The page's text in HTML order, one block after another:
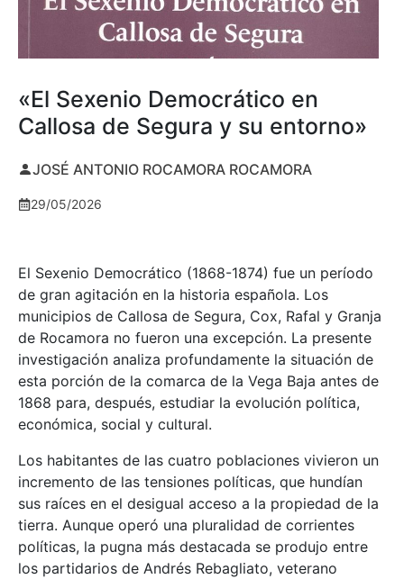
«El Sexenio Democrático en
Callosa de Segura y su entorno»
JOSÉ ANTONIO ROCAMORA ROCAMORA
29/05/2026
El Sexenio Democrático (1868-1874) fue un período
de gran agitación en la historia española. Los
municipios de Callosa de Segura, Cox, Rafal y Granja
de Rocamora no fueron una excepción. La presente
investigación analiza profundamente la situación de
esta porción de la comarca de la Vega Baja antes de
1868 para, después, estudiar la evolución política,
económica, social y cultural.
Los habitantes de las cuatro poblaciones vivieron un
incremento de las tensiones políticas, que hundían
sus raíces en el desigual acceso a la propiedad de la
tierra. Aunque operó una pluralidad de corrientes
políticas, la pugna más destacada se produjo entre
los partidarios de Andrés Rebagliato, veterano